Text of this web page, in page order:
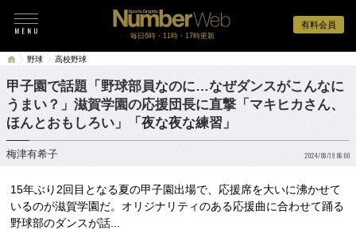
有料会員
毎日6時・11時・17時更新
野球 高校野球
甲子園で話題「野球部員なのに…なぜダンスがこんなに
うまい？」滋賀学園の応援団長に直撃「マキヒカさん、
ほんとおもしろい」「夜な夜な練習」
梅津有希子 2024/08/19 06:00
15年ぶり2回目となる夏の甲子園出場で、応援席を大いに沸かせて
いるのが滋賀学園だ。オリジナリティのある応援曲に合わせて踊る
野球部のダンスが話...